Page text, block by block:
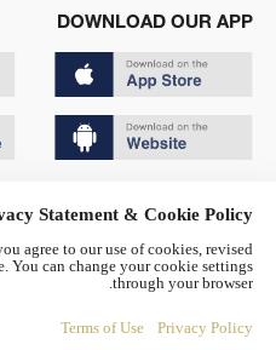
DOWNLOAD OUR APP
京公网安备 11010502050052号
report hotline: 010-85061466
Statement & Cookie Policy
agree to our use of cookies, revised
You can change your cookie settings
through your browser.
Privacy Policy
Terms of Use